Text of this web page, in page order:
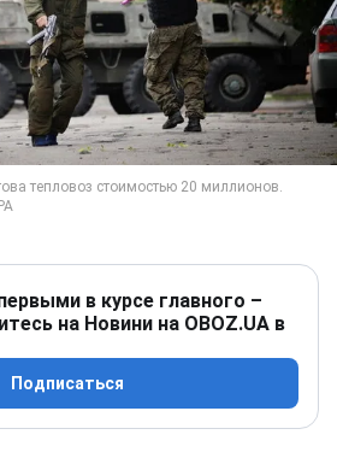
в курсе главного –
на Новини на OBOZ.UA в
Подписаться